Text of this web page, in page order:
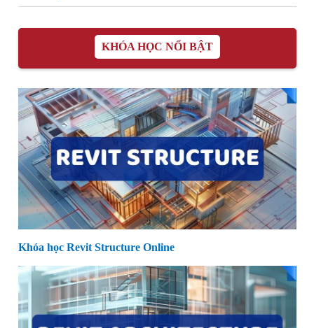
KHÓA HỌC NỔI BẬT
Khóa học Revit Structure Online